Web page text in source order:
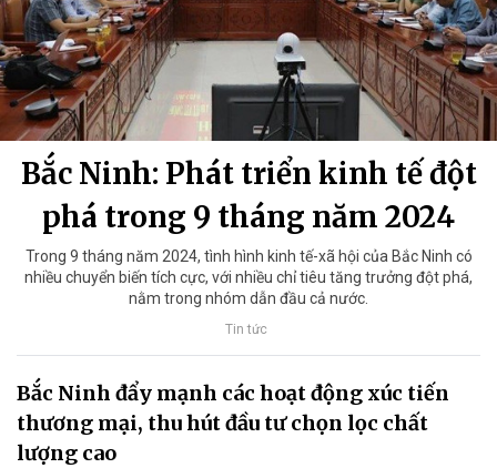
Bắc Ninh: Phát triển kinh tế đột
phá trong 9 tháng năm 2024
Trong 9 tháng năm 2024, tình hình kinh tế-xã hội của Bắc Ninh có
nhiều chuyển biến tích cực, với nhiều chỉ tiêu tăng trưởng đột phá,
nằm trong nhóm dẫn đầu cả nước.
Tin tức
Bắc Ninh đẩy mạnh các hoạt động xúc tiến
thương mại, thu hút đầu tư chọn lọc chất
lượng cao